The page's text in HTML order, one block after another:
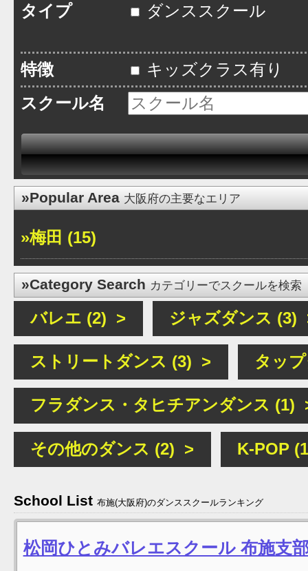
タイプ
ダンススクール
特徴
キッズクラス有り
スクール名
»Popular Area 大阪府の主要なエリア
»梅田 (15)
»Category Search カテゴリーでスクールを検索
バレエ (2) > ジャズダンス (3)
ストリートダンス (3) > タッ
フラダンス・タヒチアンダンス (1)
その他のダンス (2) > K-POP
School List 布施(大阪府)のダンススクールランキング
松岡ひとみバレエスクール 布施支